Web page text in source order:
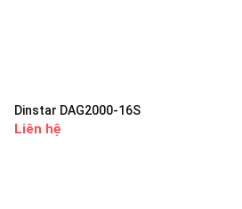
Dinstar DAG2000-16S
Liên hệ